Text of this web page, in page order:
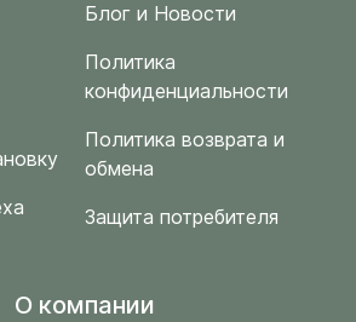
Блог и Новости
Политика
конфиденциальности
Политика возврата и
обмена
Защита потребителя
O компании